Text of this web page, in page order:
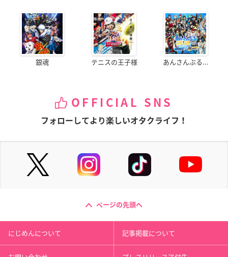
銀魂 テニスの王子様 あんさんぶる...
OFFICIAL SNS
フォローしてより楽しいオタクライフ！
ページの先頭へ
にじめんについて 記事掲載について